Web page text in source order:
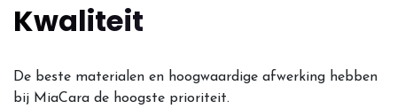
Kwaliteit
De beste materialen en hoogwaardige afwerking hebben
bij MiaCara de hoogste prioriteit.